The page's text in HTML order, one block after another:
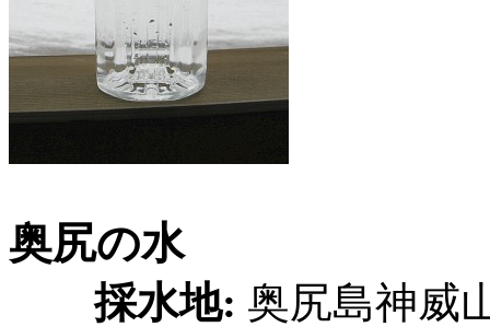
奥尻の水
採水地: 奥尻島神威